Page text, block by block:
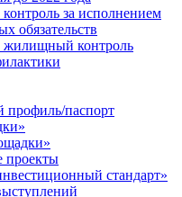
за исполнением
обязательств
контроль
паспорт
проекты
стандарт»